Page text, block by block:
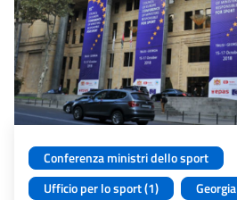
Conferenza ministri dello sport
Ufficio per lo sport (1)
Georgia